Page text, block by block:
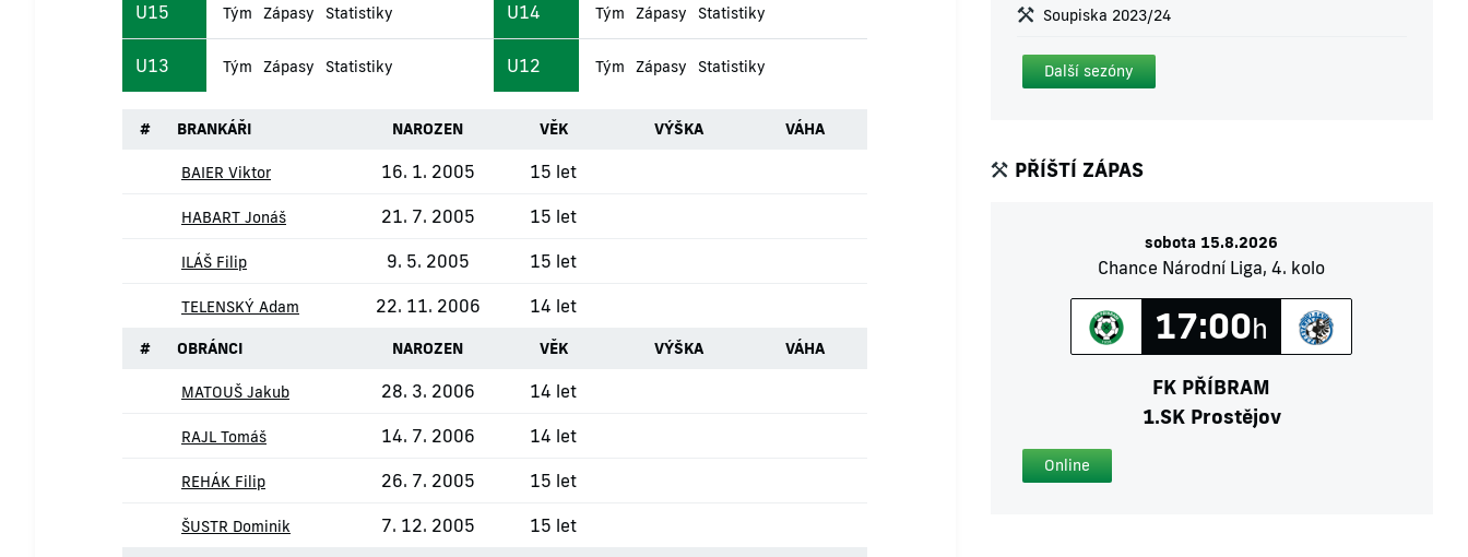
U15 Tým Zápasy Statistiky U14 Tým Zápasy Statistiky
U13 Tým Zápasy Statistiky U12 Tým Zápasy Statistiky
# BRANKÁŘI NAROZEN VĚK VÝŠKA VÁHA
BAIER Viktor 16. 1. 2005 15 let
HABART Jonáš 21. 7. 2005 15 let
ILÁŠ Filip 9. 5. 2005 15 let
TELENSKÝ Adam 22. 11. 2006 14 let
# OBRÁNCI NAROZEN VĚK VÝŠKA VÁHA
MATOUŠ Jakub 28. 3. 2006 14 let
RAJL Tomáš 14. 7. 2006 14 let
REHÁK Filip 26. 7. 2005 15 let
ŠUSTR Dominik 7. 12. 2005 15 let
Soupiska 2023/24
Další sezóny
PŘÍŠTÍ ZÁPAS
sobota 15.8.2026
Chance Národní Liga, 4. kolo
17:00h
FK PŘÍBRAM
1.SK Prostějov
Online